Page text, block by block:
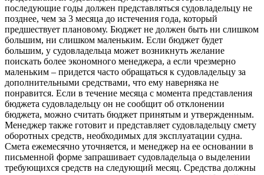
последующие годы должен представляться судовладельцу не
позднее, чем за 3 месяца до истечения года, который
предшествует плановому. Бюджет не должен быть ни слишком
большим, ни слишком маленьким. Если бюджет будет
большим, у судовладельца может возникнуть желание
поискать более экономного менеджера, а если чрезмерно
маленьким – придется часто обращаться к судовладельцу за
дополнительными средствами, что ему наверняка не
понравится. Если в течение месяца с момента представления
бюджета судовладельцу он не сообщит об отклонении
бюджета, можно считать бюджет принятым и утвержденным.
Менеджер также готовит и представляет судовладельцу смету
оборотных средств, необходимых для эксплуатации судна.
Смета ежемесячно уточняется, и менеджер на ее основании в
письменной форме запрашивает судовладельца о выделении
требующихся средств на следующий месяц. Средства должны